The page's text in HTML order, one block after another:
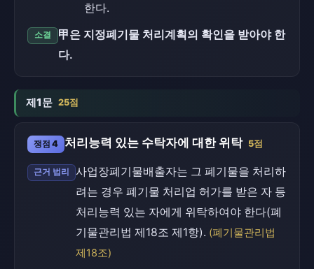
한다.
소결
甲은 지정폐기물 처리계획의 확인을 받아야 한
다.
제1문 25점
쟁점 4 처리능력 있는 수탁자에 대한 위탁 5점
근거 법리
사업장폐기물배출자는 그 폐기물을 처리하
려는 경우 폐기물 처리업 허가를 받은 자 등
처리능력 있는 자에게 위탁하여야 한다(폐
기물관리법 제18조 제1항). (폐기물관리법
제18조)